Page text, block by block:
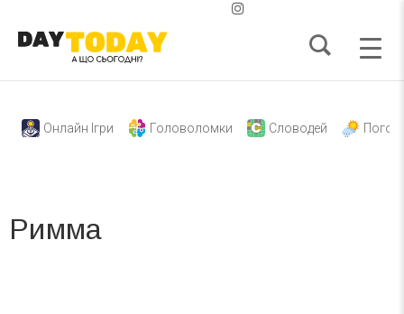
Онлайн Ігри Головоломки Словодей
Римма